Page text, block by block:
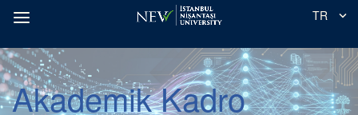
TR
Akademik Kadro